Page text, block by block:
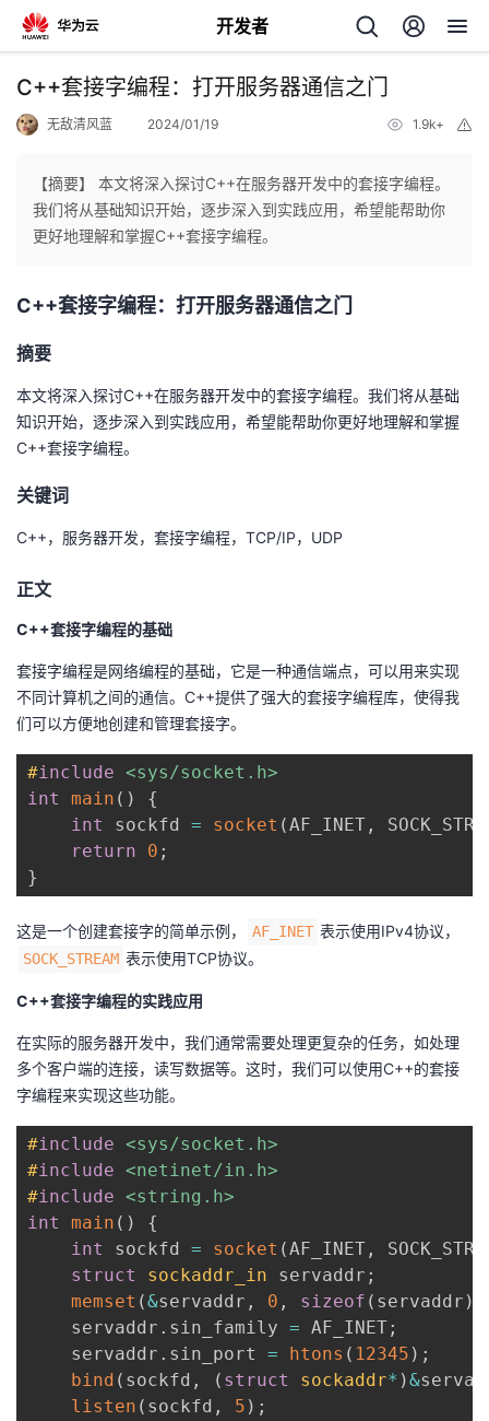
开发者
返
人
主
页
我
的
开
者
我
的
博
我
的
坛
我
圈
的
播
我
活
的
注
我
的
开
发
学
堂
我
的
Programs
我
的
支
持
我
C++套接字编程：打开服务器通信之门
无敌清风蓝 2024/01/19 1.9k+
【摘要】 本文将深入探讨C++在服务器开发中的套接字编程。
我们将从基础知识开始，逐步深入到实践应用，希望能帮助你
更好地理解和掌握C++套接字编程。
C++套接字编程：打开服务器通信之门
摘要
本文将深入探讨C++在服务器开发中的套接字编程。我们将从基础
知识开始，逐步深入到实践应用，希望能帮助你更好地理解和掌握
C++套接字编程。
关键词
C++，服务器开发，套接字编程，TCP/IP，UDP
正文
C++套接字编程的基础
套接字编程是网络编程的基础，它是一种通信端点，可以用来实现
不同计算机之间的通信。C++提供了强大的套接字编程库，使得我
们可以方便地创建和管理套接字。
#include <sys/socket.h>
int
main ( )
{
int
sockfd = socket (AF_INET ,
return
0 ;
}
这是一个创建套接字的简单示例， AF_INET 表示使用IPv4协议，
SOCK_STREAM 表示使用TCP协议。
C++套接字编程的实践应用
在实际的服务器开发中，我们通常需要处理更复杂的任务，如处理
多个客户端的连接，读写数据等。这时，我们可以使用C++的套接
字编程来实现这些功能。
#include <sys/socket.h>
#include <netinet/in.h>
#include <string.h>
int
main ( )
{
int
sockfd = socket (AF_INET ,
struct
sockaddr_in servaddr ;
memset (&servaddr , 0 , sizeof ( servaddr )
    servaddr
. sin_family = AF_INET;
    servaddr
. sin_port = htons ( 12345 ) ;
bind ( sockfd , ( struct sockaddr* )&
listen ( sockfd , 5 ) ;